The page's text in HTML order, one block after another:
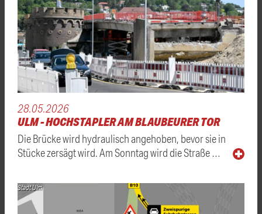
28.05.2026
ULM - HOCHSTAPLER AM BLAUBEURER TOR
Die Brücke wird hydraulisch angehoben, bevor sie in
Stücke zersägt wird. Am Sonntag wird die Straße …
Stadt Ulm